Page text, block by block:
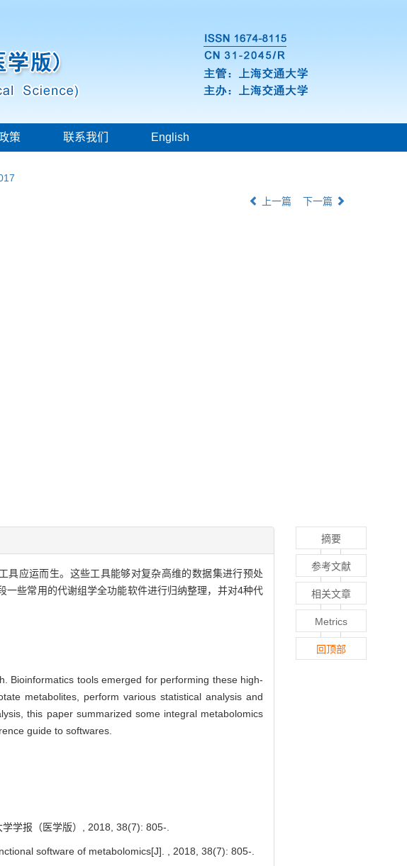
策 联系我们 English
上一篇 下一篇
具应运而生。这些工具能够对复杂高维的数据集进行预处
些常用的代谢组学全功能软件进行归纳整理，并对4种代
Bioinformatics tools emerged for performing these high-
metabolites, perform various statistical analysis and
this paper summarized some integral metabolomics
guide to softwares.
学报（医学版）, 2018, 38(7): 805-.
software of metabolomics[J]. , 2018, 38(7): 805-.
摘要
参考文献
相关文章
Metrics
回顶部